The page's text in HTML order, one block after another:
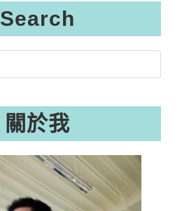
Search
關於我